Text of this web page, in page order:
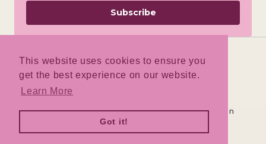
This website uses cookies to ensure you
get the best experience on our website.
Learn More
Got it!
Subscribe
FacebookInstagram
TikTok
Deze winkel wordt door
aangedreven
Ben je de winkeleigenaar?Log hier in